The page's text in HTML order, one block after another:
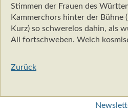
Stimmen der Frauen des
Kammerchors hinter der Bühne
Kurz) so schwerelos dahin, als
All fortschweben. Welch
Zurück